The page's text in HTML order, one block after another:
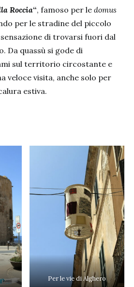
Roccia“, famoso per le domus
per le stradine del piccolo
di trovarsi fuori dal
Da quassù si gode di
sul territorio circostante e
veloce visita, anche solo per
estiva.
Per le vie di Alghero